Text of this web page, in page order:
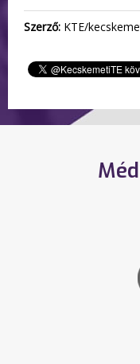
Szerző: KTE/